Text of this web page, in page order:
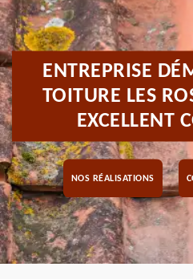
ENTREPRISE
TOITURE LES
EXCELLENT
NOS RÉALISATIONS